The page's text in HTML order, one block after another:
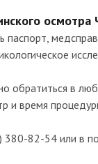
осмотра
обратиться в
и время
380-82-54 или в